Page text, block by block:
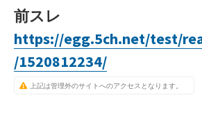
前スレ
https://egg.5ch.net/test/
/1520812234/
上記は管理外のサイトへのアクセスとなります。